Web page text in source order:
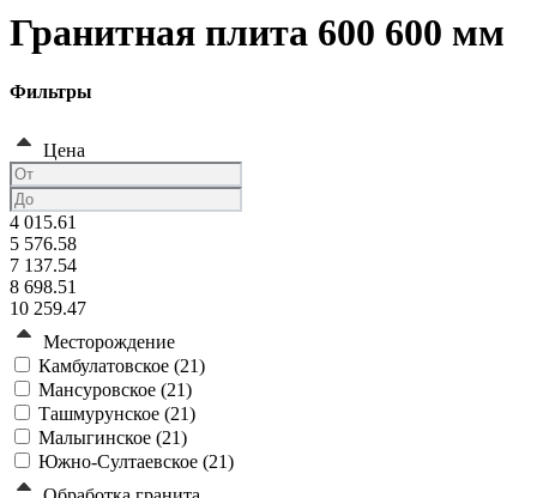
Гранитная плита 600 600 мм
Фильтры
Цена
4 015.61
5 576.58
7 137.54
8 698.51
10 259.47
Месторождение
Камбулатовское (21)
Мансуровское (21)
Ташмурунское (21)
Малыгинское (21)
Южно-Султаевское (21)